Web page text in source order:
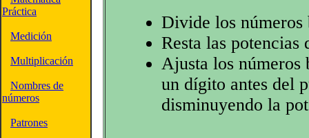
Práctica
Medición
Multiplicación
Nombres de
números
Patrones
Divide los números
Resta las potencias
Ajusta los números
un dígito antes del
disminuyendo la